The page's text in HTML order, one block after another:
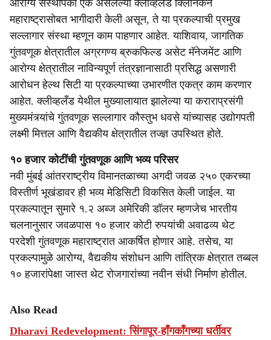
आरोग्य संस्थांपैकी एक असलेल्या क्लीव्हलँड क्लिनिकने
महाराष्ट्रासोबत भागीदारी केली असून, ते या प्रकल्पाची प्रमुख
सल्लागार संस्था म्हणून काम पाहणार आहेत. याशिवाय, जागतिक
गुंतवणूक क्षेत्रातील अग्रगण्य ब्रुकफिल्ड असेट मॅनेजमेंट आणि
आरोग्य क्षेत्रातील नाविन्यपूर्ण तंत्रज्ञानासाठी प्रसिद्ध असणारी
आरोधन हेल्थ सिटी या प्रकल्पाच्या उभारणीत एकत्र काम करणार
आहेत. क्लीव्हलँड येथील मुख्यालायात झालेल्या या कराराप्रसंगी
मुख्यमंत्र्यांचे गुंतवणूक सल्लागार कौस्तुभ धवसे यांच्यासह उद्योगपती
लक्ष्मी मित्तल आणि वैद्यकीय क्षेत्रातील तज्ज्ञ उपस्थित होते.
१० हजार कोटींची गुंतवणूक आणि भव्य परिसर
नवी मुंबई आंतरराष्ट्रीय विमानतळाच्या अगदी जवळ २५० एकरच्या
विस्तीर्ण भूखंडावर ही भव्य मेडिसिटी विकसित केली जाईल. या
प्रकल्पातून सुमारे १.२ अब्ज अमेरिकी डॉलर म्हणजेच भारतीय
चलनानुसार जवळपास १० हजार कोटी रुपयांची अवाढव्य थेट
परदेशी गुंतवणूक महाराष्ट्रात आकर्षित होणार आहे. तसेच, या
प्रकल्पामुळे आरोग्य, वैद्यकीय संशोधन आणि तांत्रिक क्षेत्रात तब्बल
१० हजारांपेक्षा जास्त थेट रोजगारांच्या नवीन संधी निर्माण होतील.
Also Read
Dharavi Redevelopment: सिंगापूर-हाँगकाँगच्या धर्तीवर